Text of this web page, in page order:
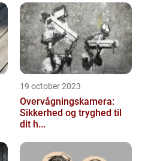
19 october 2023
Overvågningskamera:
Sikkerhed og tryghed til
dit h...